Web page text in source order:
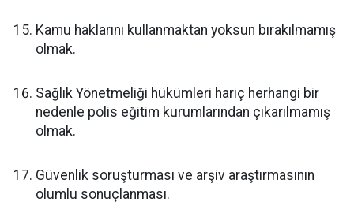
Kamu haklarını kullanmaktan yoksun bırakılmamış
olmak.
Sağlık Yönetmeliği hükümleri hariç herhangi bir
nedenle polis eğitim kurumlarından çıkarılmamış
olmak.
Güvenlik soruşturması ve arşiv araştırmasının
olumlu sonuçlanması.